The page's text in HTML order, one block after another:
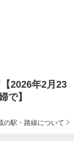
2026年2月23
で】
の駅・路線について